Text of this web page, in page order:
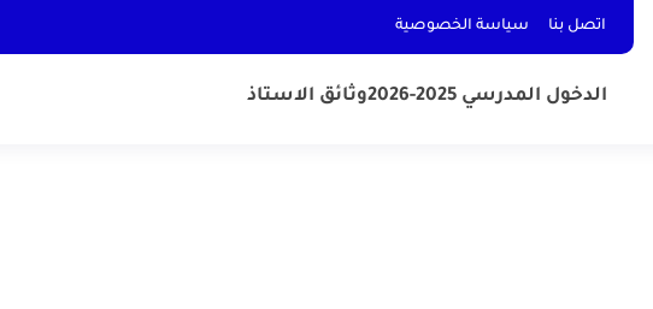
اتصل بنا سياسة الخصوصية
الدخول المدرسي 2025-2026 وثائق الاستاذ